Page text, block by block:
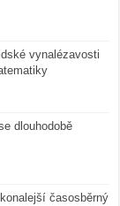
vynalézavosti
dlouhodobě
časosběrný